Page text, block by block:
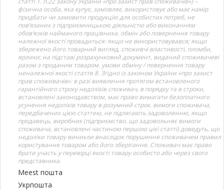
фізична особа, яка купує, замовляє, використовує або має намір
придбати чи замовити продукцію для особистих потреб, не
пов’язаних з підприємницькою діяльністю або виконанням
обов’язків найманого працівника. обмін або повернення товару
належної якості провадиться: якщо не використовувався; якщо
збережено його товарний вигляд, споживчі властивості, пломби,
ярлики; на підставі розрахунковий документ, виданий споживачеві
разом з проданим товаром. умови обміну / повернення товару
неналежної якості стаття 8. Згідно із законом України «про захист
прав споживачів»: в разі виявлення протягом встановленого
гарантійного строку недоліків споживач, в порядку та в строки,
встановлені законодавством, має право вимагати безоплатного
усунення недоліків товару в розумний строк. вимоги споживача,
передбачених цією статтею, не підлягають задоволенню, якщо
продавець, виробник (підприємство, що задовольняє вимоги
споживача, встановлені частиною першою цієї статті) доведуть, що
недоліки товару виникли внаслідок порушення споживачем правил
користування товаром або його зберігання. Споживач має право
брати участь у перевірці якості товару особисто або через свого
представника.
Meest пошта
Укрпошта